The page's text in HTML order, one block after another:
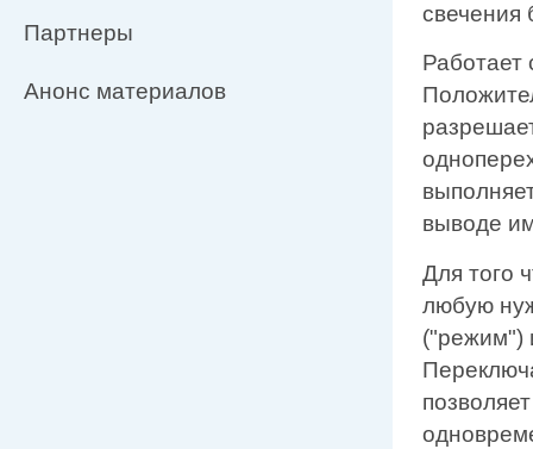
Партнеры
Анонс материалов
свечения
Работает
выводе
Для того
любую
("режим")